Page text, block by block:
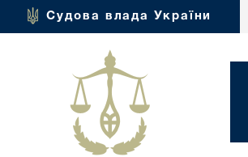
Судова влада України